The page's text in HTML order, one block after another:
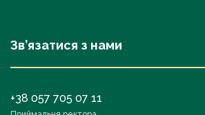
Зв’язатися з нами
+38 057 705 07 11